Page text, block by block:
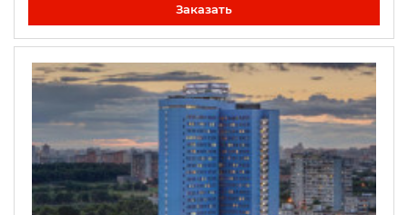
Заказать